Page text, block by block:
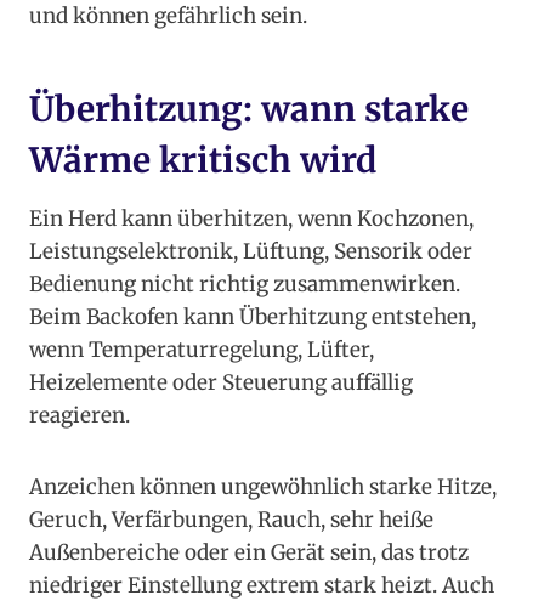
und können gefährlich sein.
Überhitzung: wann starke
Wärme kritisch wird
Ein Herd kann überhitzen, wenn Kochzonen,
Leistungselektronik, Lüftung, Sensorik oder
Bedienung nicht richtig zusammenwirken.
Beim Backofen kann Überhitzung entstehen,
wenn Temperaturregelung, Lüfter,
Heizelemente oder Steuerung auffällig
reagieren.
Anzeichen können ungewöhnlich starke Hitze,
Geruch, Verfärbungen, Rauch, sehr heiße
Außenbereiche oder ein Gerät sein, das trotz
niedriger Einstellung extrem stark heizt. Auch